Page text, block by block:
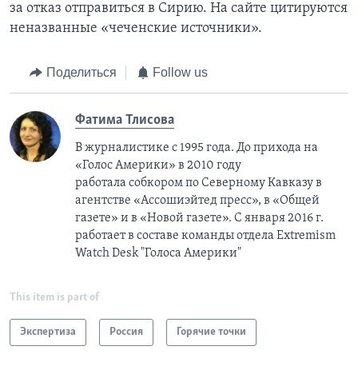
за отказ отправиться в Сирию. На сайте цитируются
неназванные «чеченские источники».
Поделиться Follow us
Фатима Тлисовa
В журналистике с 1995 года. До прихода на
«Голос Америки» в 2010 году
работала собкором по Северному Кавказу в
агентстве «Ассошиэйтед пресс», в «Общей
газете» и в «Новой газете». С января 2016 г.
работает в составе команды отдела Extremism
Watch Desk "Голоса Америки"
This item is part of
Экспертиза Россия Горячие точки